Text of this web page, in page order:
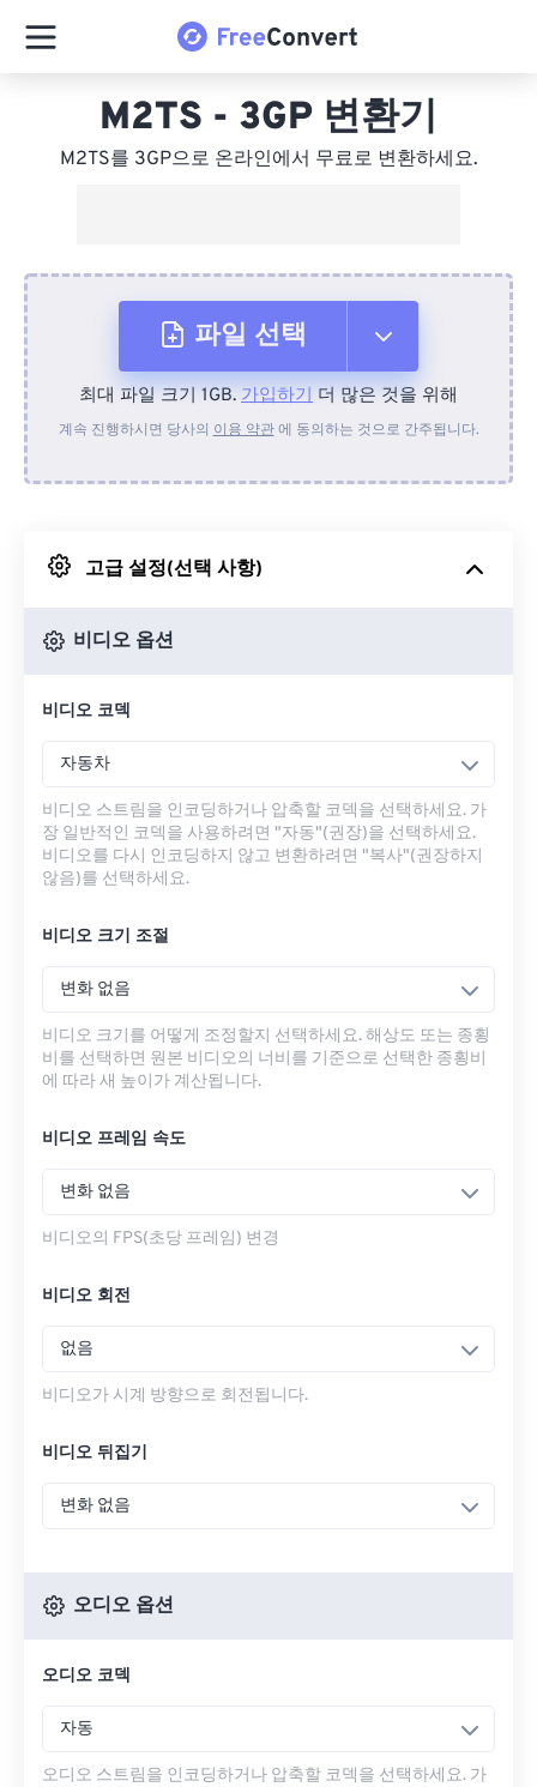
M2TS - 3GP 변환기
M2TS를 3GP으로 온라인에서 무료로 변환하세요.
파일 선택
장치에서
Google 드라이브에서
최대 파일 크기 1GB. 가입하기 더 많은 것을 위해
계속 진행하시면 당사의 이용 약관에 동의하는 것으로 간주됩니다.
고급 설정(선택 사항)
비디오 옵션
비디오 코덱
자동차
비디오 스트림을 인코딩하거나 압축할 코덱을 선택하세요. 가
장 일반적인 코덱을 사용하려면 "자동"(권장)을 선택하세요.
비디오를 다시 인코딩하지 않고 변환하려면 "복사"(권장하지
않음)를 선택하세요.
비디오 크기 조절
변화 없음
비디오 크기를 어떻게 조정할지 선택하세요. 해상도 또는 종횡
비를 선택하면 원본 비디오의 너비를 기준으로 선택한 종횡비
에 따라 새 높이가 계산됩니다.
비디오 프레임 속도
변화 없음
비디오의 FPS(초당 프레임) 변경
비디오 회전
없음
비디오가 시계 방향으로 회전됩니다.
비디오 뒤집기
변화 없음
오디오 옵션
오디오 코덱
자동
오디오 스트림을 인코딩하거나 압축할 코덱을 선택하세요. 가